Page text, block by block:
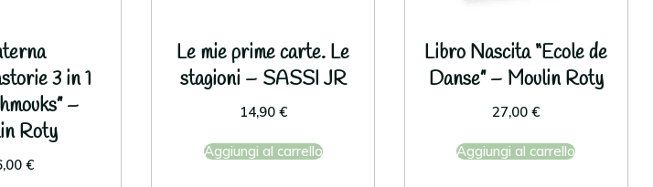
3 in 1
–
Roty
€
Le mie prime carte. Le
stagioni – SASSI JR
14,90 €
Aggiungi al carrello
Libro Nascita “Ecole de
Danse” – Moulin Roty
27,00€
Aggiungi al carrello
Iscriviti